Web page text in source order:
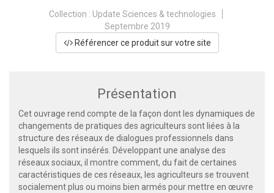
Collection : Update Sciences & technologies
Septembre 2019
Référencer ce produit sur votre site
Présentation
Cet ouvrage rend compte de la façon dont les dynamiques de
changements de pratiques des agriculteurs sont liées à la
structure des réseaux de dialogues professionnels dans
lesquels ils sont insérés. Développant une analyse des
réseaux sociaux, il montre comment, du fait de certaines
caractéristiques de ces réseaux, les agriculteurs se trouvent
socialement plus ou moins bien armés pour mettre en œuvre